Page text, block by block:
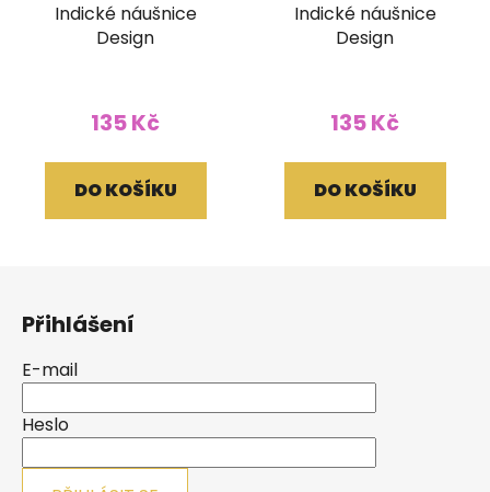
Indické náušnice
Design
135 Kč
DO KOŠÍKU
Indické náušnice
Design
135 Kč
DO KOŠÍKU
Přihlášení
E-mail
Heslo